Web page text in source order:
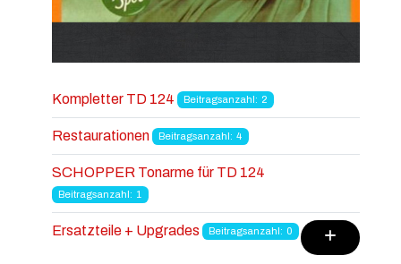
Kompletter TD 124 Beitragsanzahl: 2
Restaurationen Beitragsanzahl: 4
SCHOPPER Tonarme für TD 124
Beitragsanzahl: 1
Ersatzteile + Upgrades Beitragsanzahl: 0